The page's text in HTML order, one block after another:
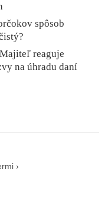
spôsob
reaguje
na úhradu daní
›